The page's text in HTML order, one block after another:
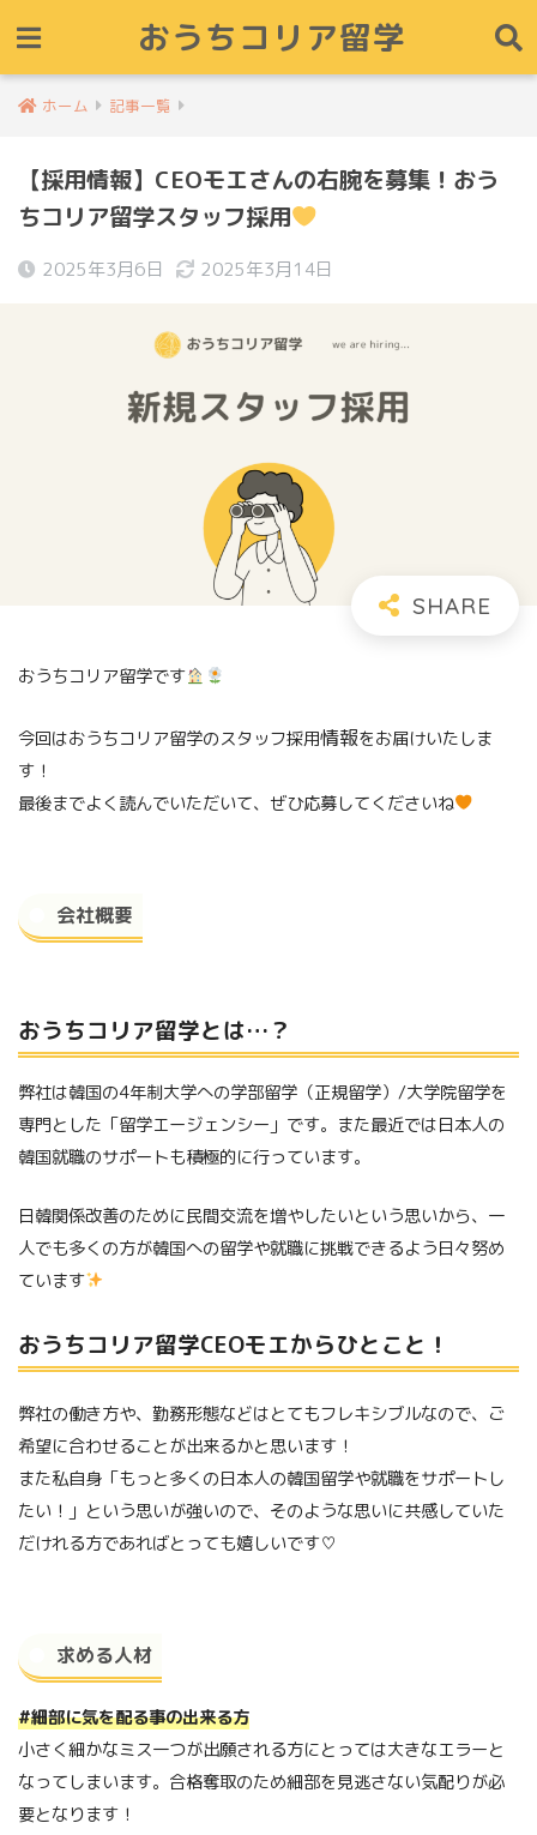
おうちコリア留学
ホーム 記事一覧
【採用情報】CEOモエさんの右腕を募集！おう
ちコリア留学スタッフ採用
2025年3月6日 2025年3月14日
おうちコリア留学です
今回はおうちコリア留学のスタッフ採用情報をお届けいたしま
す！
最後までよく読んでいただいて、ぜひ応募してくださいね
会社概要
おうちコリア留学とは…？
弊社は韓国の4年制大学への学部留学（正規留学）/大学院留学を
専門とした「留学エージェンシー」です。また最近では日本人の
韓国就職のサポートも積極的に行っています。
日韓関係改善のために民間交流を増やしたいという思いから、一
人でも多くの方が韓国への留学や就職に挑戦できるよう日々努め
ています
おうちコリア留学CEOモエからひとこと！
弊社の働き方や、勤務形態などはとてもフレキシブルなので、ご
希望に合わせることが出来るかと思います！
また私自身「もっと多くの日本人の韓国留学や就職をサポートし
たい！」という思いが強いので、そのような思いに共感していた
だけれる方であればとっても嬉しいです♡
求める人材
#細部に気を配る事の出来る方
小さく細かなミス一つが出願される方にとっては大きなエラーと
なってしまいます。合格奪取のため細部を見逃さない気配りが必
要となります！